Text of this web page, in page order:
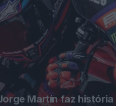
Martín faz